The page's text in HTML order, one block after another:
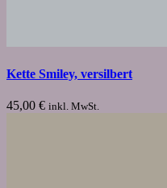
Kette Smiley, versilbert
45,00 € inkl. MwSt.